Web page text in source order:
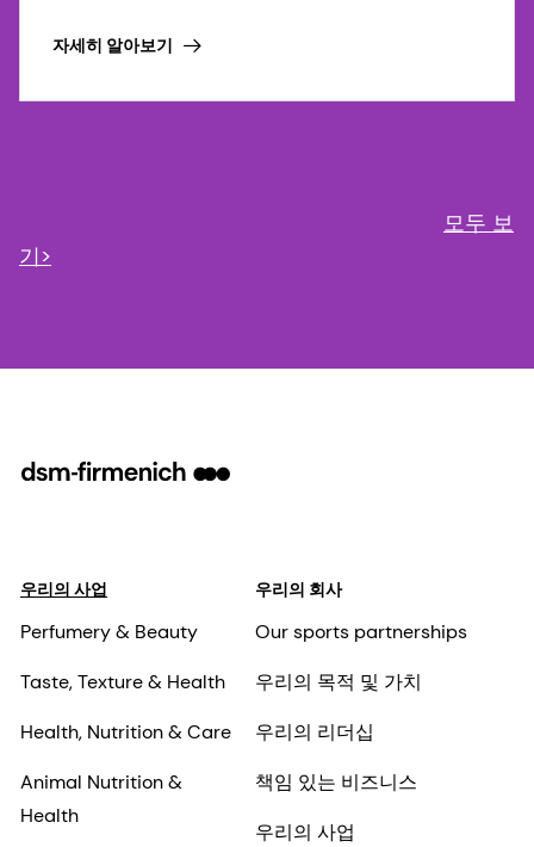
자세히 알아보기
모두 보
기>
우리의 사업
Perfumery & Beauty
Taste, Texture & Health
Health, Nutrition & Care
Animal Nutrition &
Health
우리의 회사
Our sports partnerships
우리의 목적 및 가치
우리의 리더십
책임 있는 비즈니스
우리의 사업